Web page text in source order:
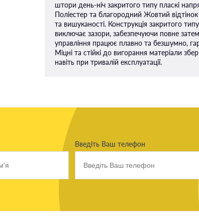
штори день-ніч закритого типу пласкi
Поліестер та благородний Жовтий
та вишуканості. Конструкція закритого
виключає зазори, забезпечуючи повне
управління працює плавно та безшумно,
Міцні та стійкі до вигорання матеріали
навіть при тривалій експлуатації.
Введіть Ваш телефон